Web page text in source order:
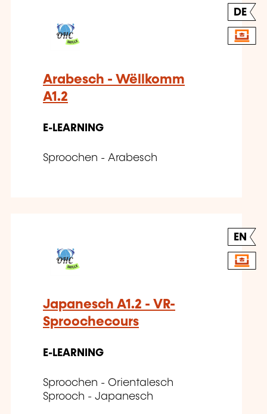
DE
Arabesch - Wëllkomm
A1.2
E-LEARNING
Sproochen - Arabesch
EN
Japanesch A1.2 - VR-
Sproochecours
E-LEARNING
Sproochen - Orientalesch
Sprooch - Japanesch